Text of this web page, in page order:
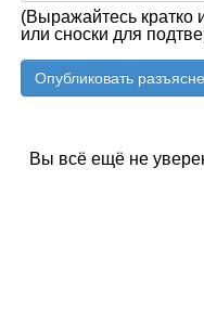
(Выражайтесь кратко
или сноски для
Вы всё ещё не